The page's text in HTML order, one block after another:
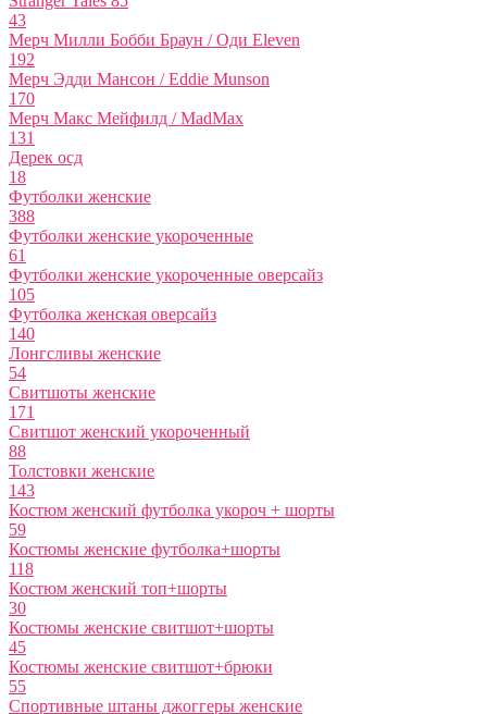
43
Мерч Милли Бобби Браун / Оди Eleven
192
Мерч Эдди Мансон / Eddie Munson
170
Мерч Макс Мейфилд / MadMax
131
Дерек осд
18
Футболки женские
388
Футболки женские укороченные
61
Футболки женские укороченные оверсайз
105
Футболка женская оверсайз
140
Лонгсливы женские
54
Свитшоты женские
171
Свитшот женский укороченный
88
Толстовки женские
143
Костюм женский футболка укороч + шорты
59
Костюмы женские футболка+шорты
118
Костюм женский топ+шорты
30
Костюмы женские свитшот+шорты
45
Костюмы женские свитшот+брюки
55
Спортивные штаны джоггеры женские